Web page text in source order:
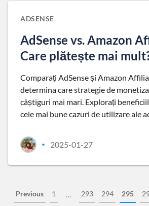
ADSENSE
AdSense vs. Amazon
Care plătește mai
Comparați AdSense și Amazon
determina care strategie de
câștiguri mai mari. Explorați
cele mai bune cazuri de utilizare ale
• 2025-01-27
Previous 1 … 293 294 295